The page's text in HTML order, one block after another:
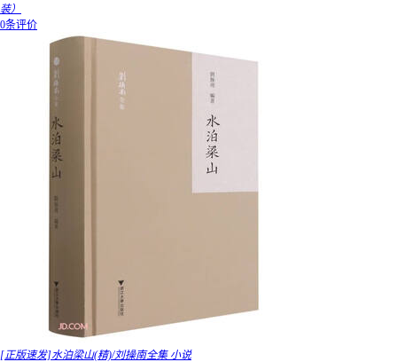
装）
0条评价
[正版速发]水泊梁山(精)/刘操南全集 小说